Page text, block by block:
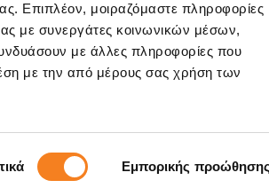
Επιπλέον, μοιραζόμαστε πληροφορίες
με συνεργάτες κοινωνικών μέσων,
με άλλες πληροφορίες που
με την από μέρους σας χρήση των
Εμπορικής προώθησης
κατάστημα